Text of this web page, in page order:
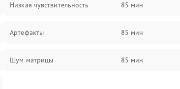
Низкая чувствительность 85 мин
Артефакты 85 мин
Шум матрицы 85 мин